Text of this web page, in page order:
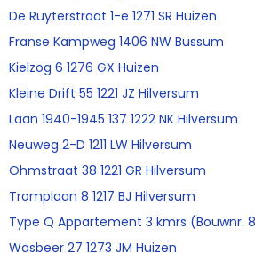
De Ruyterstraat 1-e 1271 SR Huizen
Franse Kampweg 1406 NW Bussum
Kielzog 6 1276 GX Huizen
Kleine Drift 55 1221 JZ Hilversum
Laan 1940-1945 137 1222 NK Hilversum
Neuweg 2-D 1211 LW Hilversum
Ohmstraat 38 1221 GR Hilversum
Tromplaan 8 1217 BJ Hilversum
Type Q Appartement 3 kmrs (Bouwnr.
Wasbeer 27 1273 JM Huizen